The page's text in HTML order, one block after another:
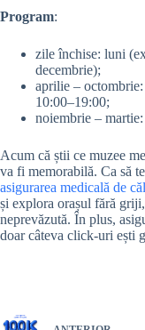
Program:
zile închise: luni
decembrie);
aprilie –
10:00–19:00;
noiembrie –
Acum că știi ce muzee
va fi memorabilă. Ca să
asigurarea medicală de
și explora orașul fără
neprevăzută. În plus,
doar câteva click-uri ești